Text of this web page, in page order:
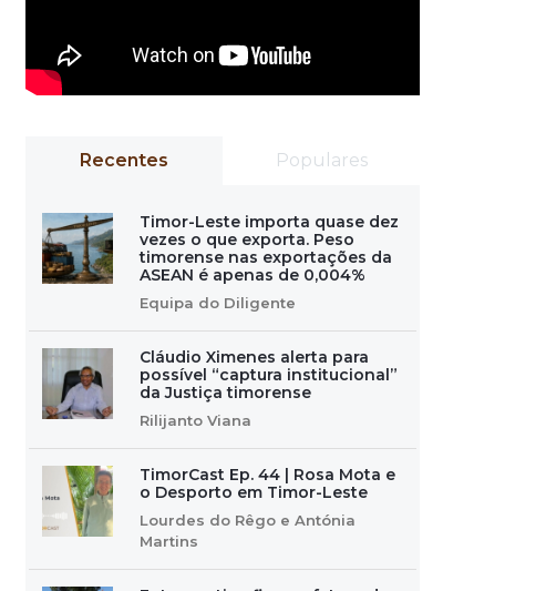
Recentes Populares
Timor-Leste importa quase dez
vezes o que exporta. Peso
timorense nas exportações da
ASEAN é apenas de 0,004%
Equipa do Diligente
Cláudio Ximenes alerta para
possível “captura institucional”
da Justiça timorense
Rilijanto Viana
TimorCast Ep. 44 | Rosa Mota e
o Desporto em Timor-Leste
Lourdes do Rêgo e Antónia
Martins